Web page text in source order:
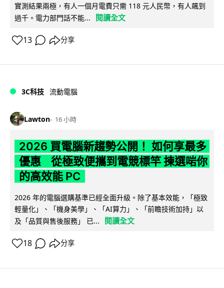
實測結果兩極，有人一個月電費只需 118 元人民幣，有人飆到
過千。電力部門話不能...
閱讀全文
13 分享
3C科技 流動電腦
Lawton 16 小時
2026 買電腦新趨勢公開！ 如何享最多
優惠 從極致便攜到電競標竿 揀選啱你
的高效能 PC
2026 年的電腦選購基準已經全面升級。除了基本效能，「極致
輕量化」、「機身美學」、「AI算力」、「前瞻技術加持」以
及「品質與售後服務」 已...
閱讀全文
18 分享